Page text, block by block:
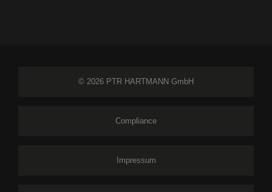
© 2026 PTR HARTMANN GmbH
Compliance
Impressum